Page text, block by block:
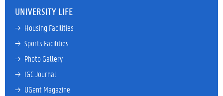
UNIVERSITY LIFE
→ Housing Facilities
→ Sports Facilities
→ Photo Gallery
→ IGC Journal
→ UGent Magazine